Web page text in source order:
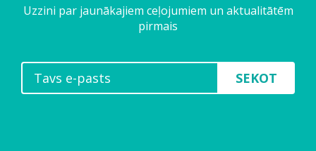
Uzzini par jaunākajiem ceļojumiem un aktualitātēm
pirmais
SEKOT